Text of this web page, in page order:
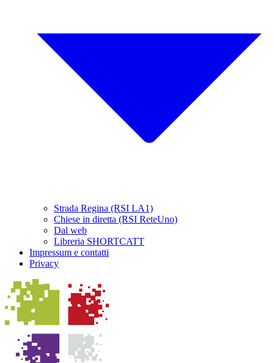
Strada Regina (RSI LA1)
Chiese in diretta (RSI ReteUno)
Dal web
Libreria SHORTCATT
Impressum e contatti
Privacy